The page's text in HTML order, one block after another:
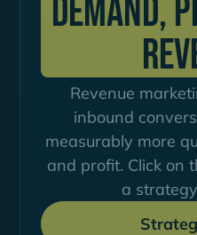
Demand,
Revenue
inbound
measurably more
and profit. Click on
a